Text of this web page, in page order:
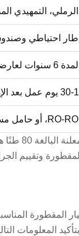
التمهيدي
احتياطي
وشروط التشغيل المتفق عليها
تعد
وتقييم
المقطورة